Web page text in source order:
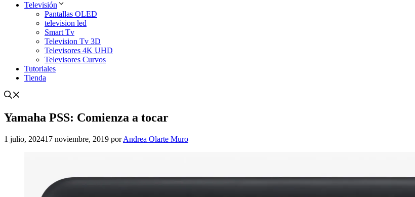
Televisión
Pantallas OLED
television led
Smart Tv
Television Tv 3D
Televisores 4K UHD
Televisores Curvos
Tutoriales
Tienda
Yamaha PSS: Comienza a tocar
1 julio, 202417 noviembre, 2019 porAndrea Olarte Muro